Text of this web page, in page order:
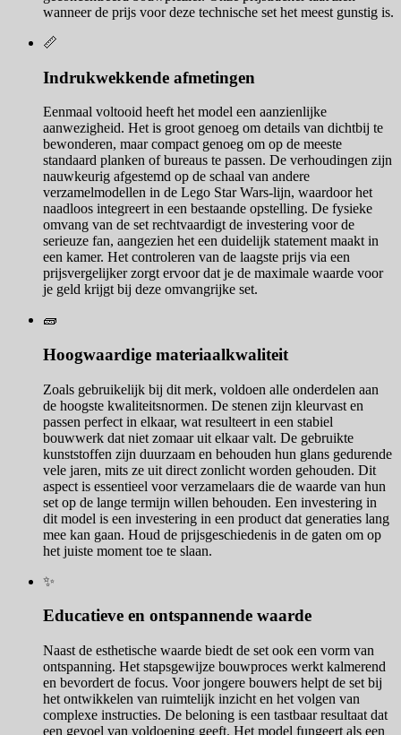
wanneer de prijs voor deze technische set het meest gunstig is.
📏
Indrukwekkende afmetingen
Eenmaal voltooid heeft het model een aanzienlijke
aanwezigheid. Het is groot genoeg om details van dichtbij te
bewonderen, maar compact genoeg om op de meeste
standaard planken of bureaus te passen. De verhoudingen zijn
nauwkeurig afgestemd op de schaal van andere
verzamelmodellen in de Lego Star Wars-lijn, waardoor het
naadloos integreert in een bestaande opstelling. De fysieke
omvang van de set rechtvaardigt de investering voor de
serieuze fan, aangezien het een duidelijk statement maakt in
een kamer. Het controleren van de laagste prijs via een
prijsvergelijker zorgt ervoor dat je de maximale waarde voor
je geld krijgt bij deze omvangrijke set.
🧱
Hoogwaardige materiaalkwaliteit
Zoals gebruikelijk bij dit merk, voldoen alle onderdelen aan
de hoogste kwaliteitsnormen. De stenen zijn kleurvast en
passen perfect in elkaar, wat resulteert in een stabiel
bouwwerk dat niet zomaar uit elkaar valt. De gebruikte
kunststoffen zijn duurzaam en behouden hun glans gedurende
vele jaren, mits ze uit direct zonlicht worden gehouden. Dit
aspect is essentieel voor verzamelaars die de waarde van hun
set op de lange termijn willen behouden. Een investering in
dit model is een investering in een product dat generaties lang
mee kan gaan. Houd de prijsgeschiedenis in de gaten om op
het juiste moment toe te slaan.
✨
Educatieve en ontspannende waarde
Naast de esthetische waarde biedt de set ook een vorm van
ontspanning. Het stapsgewijze bouwproces werkt kalmerend
en bevordert de focus. Voor jongere bouwers helpt de set bij
het ontwikkelen van ruimtelijk inzicht en het volgen van
complexe instructies. De beloning is een tastbaar resultaat dat
een gevoel van voldoening geeft. Het model fungeert als een